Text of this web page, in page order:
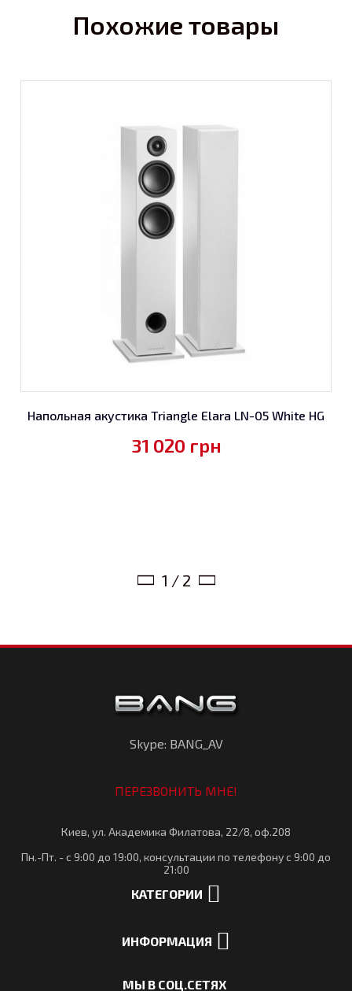
Похожие товары
Напольная акустика Triangle Elara LN-05 White HG
31 020 грн
1 / 2
Skype: BANG_AV
ПЕРЕЗВОНИТЬ МНЕ!
Киев, ул. Академика Филатова, 22/8, оф.208
Пн.-Пт. - с 9:00 до 19:00, консультации по телефону с 9:00 до
21:00
КАТЕГОРИИ
ИНФОРМАЦИЯ
МЫ В СОЦ.СЕТЯХ